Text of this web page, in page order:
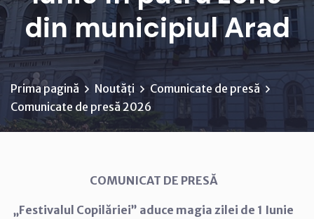
din municipiul Arad
Prima pagină Noutăți
Comunicate de presă
Comunicate de presă 2026
COMUNICAT DE PRESĂ
„Festivalul Copilăriei” aduce magia zilei de 1 Iunie